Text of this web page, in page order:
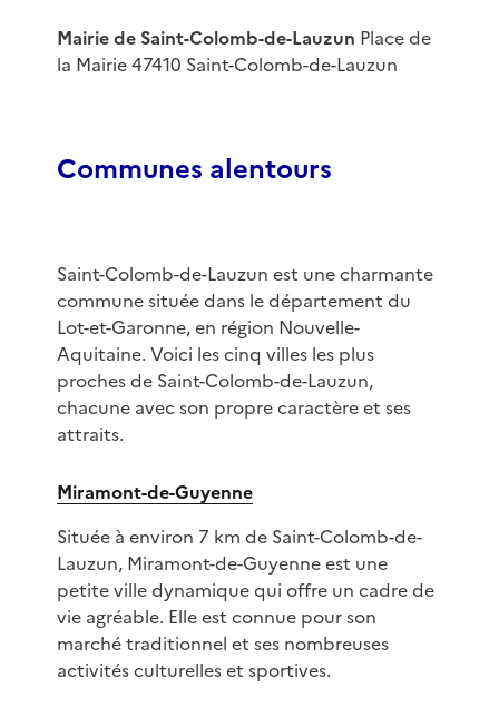
Mairie de Saint-Colomb-de-Lauzun Place de
la Mairie 47410 Saint-Colomb-de-Lauzun
Communes alentours
Saint-Colomb-de-Lauzun est une charmante
commune située dans le département du
Lot-et-Garonne, en région Nouvelle-
Aquitaine. Voici les cinq villes les plus
proches de Saint-Colomb-de-Lauzun,
chacune avec son propre caractère et ses
attraits.
Miramont-de-Guyenne
Située à environ 7 km de Saint-Colomb-de-
Lauzun, Miramont-de-Guyenne est une
petite ville dynamique qui offre un cadre de
vie agréable. Elle est connue pour son
marché traditionnel et ses nombreuses
activités culturelles et sportives.